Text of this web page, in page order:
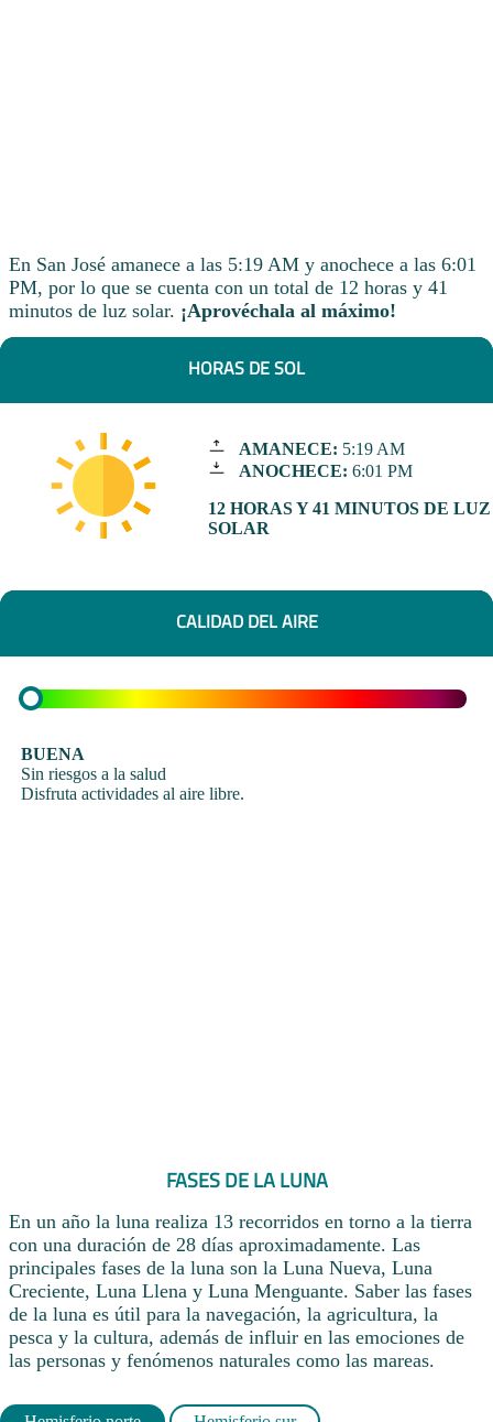
En San José amanece a las 5:19 AM y anochece a las 6:01
PM, por lo que se cuenta con un total de 12 horas y 41
minutos de luz solar. ¡Aprovéchala al máximo!
HORAS DE SOL
AMANECE: 5:19 AM
ANOCHECE: 6:01 PM
12 HORAS Y 41 MINUTOS DE LUZ
SOLAR
CALIDAD DEL AIRE
BUENA
Sin riesgos a la salud
Disfruta actividades al aire libre.
FASES DE LA LUNA
En un año la luna realiza 13 recorridos en torno a la tierra
con una duración de 28 días aproximadamente. Las
principales fases de la luna son la Luna Nueva, Luna
Creciente, Luna Llena y Luna Menguante. Saber las fases
de la luna es útil para la navegación, la agricultura, la
pesca y la cultura, además de influir en las emociones de
las personas y fenómenos naturales como las mareas.